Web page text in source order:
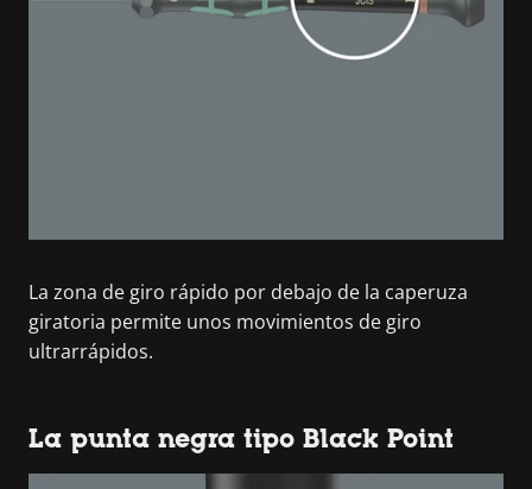
La zona de giro rápido por debajo de la caperuza
giratoria permite unos movimientos de giro
ultrarrápidos.
La punta negra tipo Black Point